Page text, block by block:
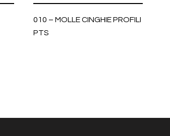
010 – MOLLE CINGHIE PROFILI
PTS